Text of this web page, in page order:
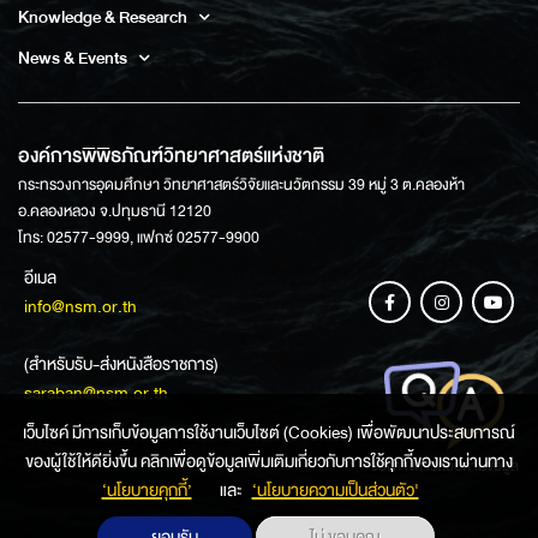
Knowledge & Research
News & Events
องค์การพิพิธภัณฑ์วิทยาศาสตร์แห่งชาติ
กระทรวงการอุดมศึกษา วิทยาศาสตร์วิจัยและนวัตกรรม 39 หมู่ 3 ต.คลองห้า
อ.คลองหลวง จ.ปทุมธานี 12120
โทร: 02577-9999, แฟกซ์ 02577-9900
อีเมล
info@nsm.or.th
(สำหรับรับ-ส่งหนังสือราชการ)
saraban@nsm.or.th
ช่องทางการสอบถามข้อมูล
เว็บไซค์ มีการเก็บข้อมูลการใช้งานเว็บไซต์ (Cookies) เพื่อพัฒนาประสบการณ์
ของผู้ใช้ให้ดียิ่งขึ้น คลิกเพื่อดูข้อมูลเพิ่มเติมเกี่ยวกับการใช้คุกกี้ของเราผ่านทาง
‘นโยบายคุกกี้’
และ ‘นโยบายความเป็นส่วนตัว'